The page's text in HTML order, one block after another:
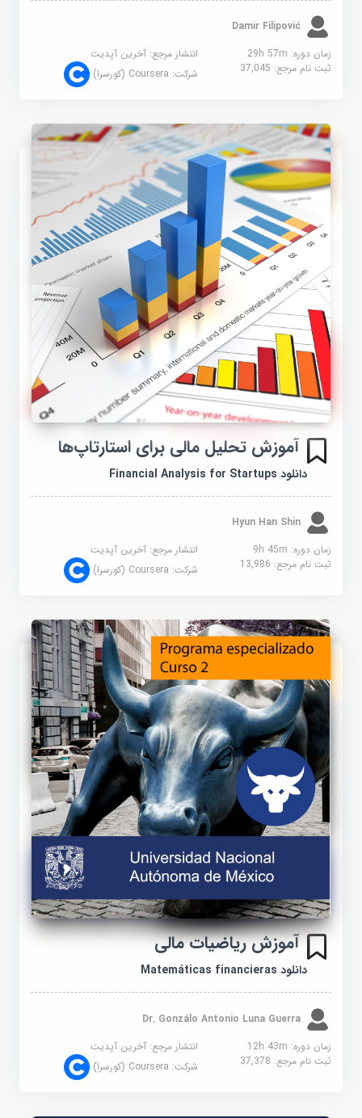
Damir Filipović
زمان دوره: 29h 57m
انتشار مرجع:آخرین آپدیت
ثبت نام مرجع:37,045 شرکت:Coursera (کورسرا)
آموزش تحلیل مالی برای استارتاپ‌ها
دانلود Financial Analysis for Startups
Hyun Han Shin
زمان دوره: 9h 45m
انتشار مرجع:آخرین آپدیت
ثبت نام مرجع:13,986 شرکت:Coursera (کورسرا)
آموزش ریاضیات مالی
دانلود Matemáticas financieras
Dr. Gonzálo Antonio Luna Guerra
زمان دوره: 12h 43m
انتشار مرجع:آخرین آپدیت
ثبت نام مرجع:37,378 شرکت:Coursera (کورسرا)